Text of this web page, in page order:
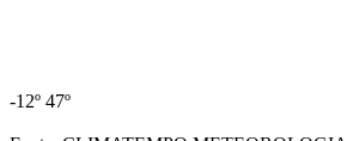
-12º 47º